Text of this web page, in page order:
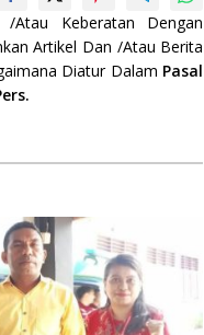
Atau Keberatan Dengan
Artikel Dan /Atau Berita
Diatur Dalam Pasal